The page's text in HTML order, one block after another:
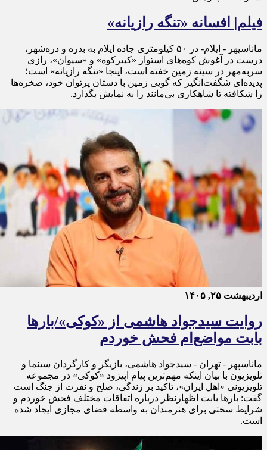
فیلم| افسانه «تنگه رازیانه»
ماناسپهر - ایلام- در ۵۰ کیلومتری جاده‌ ایلام به بدره و دره‌شهر،
درست در آغوش کوه‌های استوار «کبیرکوه» و «سیوان»، رازی
سربه‌مهر در سینه زمین خفته است، اینجا «تنگه رازیانه» است؛
پدیده‌ای شگفت‌انگیز که گویی زمین با دستان پرتوان خود، صخره‌ها
را شکافته تا شاهکاری بی‌مانند را به نمایش بگذارد.
اردیبهشت ۲۵, ۱۴۰۵
روایت سیدجواد هاشمی از «کوکی»/بارها
بابت مواضع‌ام فحش خوردم
ماناسپهر - تهران - سیدجواد هاشمی، بازیگر و کارگردان سینما و
تلویزیون با بیان اینکه مهم‌ترین پیام اپیزود «کوکی» در مجموعه
تلویزیونی «اهل ایران»، تاکید بر زندگی، صلح و نفرت از جنگ است
گفت: بارها بابت اظهارنظر درباره اتفاقات مختلف فحش خوردم و
شرایط سختی برای هنرمندان به واسطه فضای مجازی ایجاد شده
است.